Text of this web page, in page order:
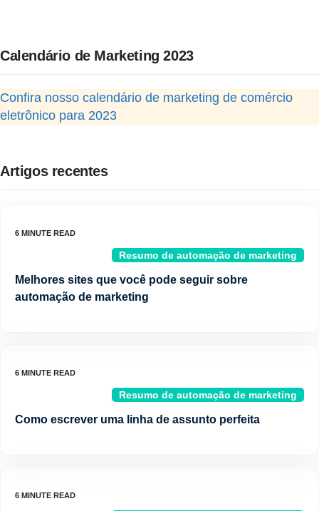
Calendário de Marketing 2023
Confira nosso calendário de marketing de comércio
eletrônico para 2023
Artigos recentes
Resumo de automação de marketing
Melhores sites que você pode seguir sobre
automação de marketing
Resumo de automação de marketing
Como escrever uma linha de assunto perfeita